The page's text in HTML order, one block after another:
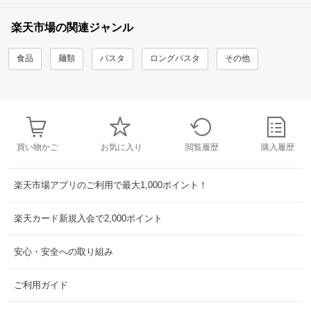
楽天市場の関連ジャンル
食品 麺類 パスタ ロングパスタ その他
買い物かご お気に入り 閲覧履歴 購入履歴
楽天市場アプリのご利用で最大1,000ポイント！
楽天カード新規入会で2,000ポイント
安心・安全への取り組み
ご利用ガイド